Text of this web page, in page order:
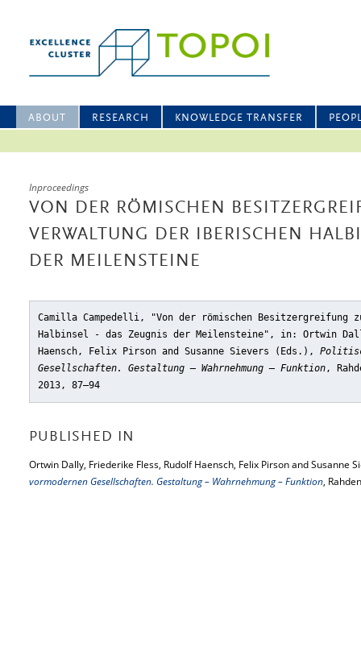
ABOUT RESEARCH KNOWLEDGE TRANSFER
Inproceedings
VON DER RÖMISCHEN
VERWALTUNG DER IBERISCHEN
DER MEILENSTEINE
Camilla Campedelli, "Von der römischen Besitzergreifung
Halbinsel - das Zeugnis der Meilensteine" , in: Ortwin
Haensch, Felix Pirson and Susanne Sievers (Eds.),
Gesellschaften. Gestaltung – Wahrnehmung – Funktion,
2013, 87–94
PUBLISHED IN
Ortwin Dally, Friederike Fless, Rudolf Haensch, Felix Pirson and Susanne
vormodernen Gesellschaften. Gestaltung – Wahrnehmung – Funktion,